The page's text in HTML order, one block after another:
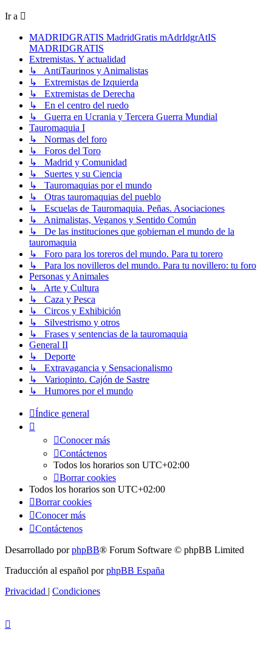
Ir a
MADRIDGRATIS MadridGratis mAdrIdgrAtIS
MADRIDGRATIS
Extremistas. Y actualidad
↳ AntiTaurinos y Animalistas
↳ Extremistas de Izquierda
↳ Extremistas de Derecha
↳ En el centro del ruedo
↳ Guerra en Ucrania y Tercera Guerra Mundial
Tauromaquia I
↳ Normas del foro
↳ Foros del Toro
↳ Madrid y Comunidad
↳ Suertes y su Ciencia
↳ Tauromaquias por el mundo
↳ Otras tauromaquias del pueblo
↳ Escuelas de Tauromaquia. Peñas. Asociaciones
↳ Animalistas, Veganos y Sentido Común
↳ De las instituciones que gobiernan el mundo de la
tauromaquia
↳ Foro para los toreros del mundo. Para tu torero
↳ Para los novilleros del mundo. Para tu novillero: tu foro
Personas y Animales
↳ Arte y Cultura
↳ Caza y Pesca
↳ Circos y Exhibición
↳ Silvestrismo y otros
↳ Frases y sentencias de la tauromaquia
General II
↳ Deporte
↳ Extravagancia y Sensacionalismo
↳ Variopinto. Cajón de Sastre
↳ Humores por el mundo
Índice general
Conocer más
Contáctenos
Todos los horarios son UTC+02:00
Borrar cookies
Todos los horarios son UTC+02:00
Borrar cookies
Conocer más
Contáctenos
Desarrollado porphpBB® Forum Software © phpBB Limited
Traducción al español porphpBB España
Privacidad | Condiciones